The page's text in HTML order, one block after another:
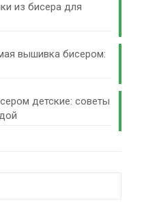
из бисера для
вышивка бисером:
детские: советы